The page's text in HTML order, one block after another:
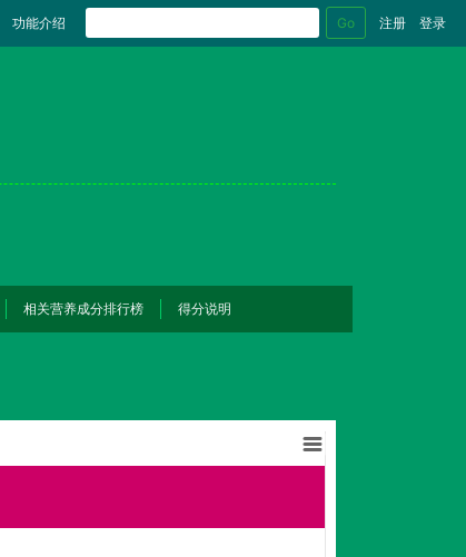
功能介绍 Go 注册 登录
相关营养成分排行榜 得分说明